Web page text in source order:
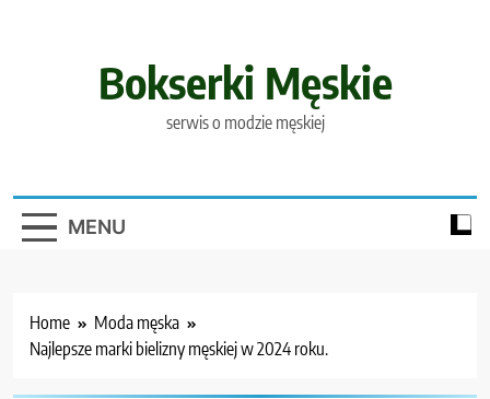
Bokserki Męskie
serwis o modzie męskiej
MENU
Home
Moda męska
Najlepsze marki bielizny męskiej w 2024 roku.